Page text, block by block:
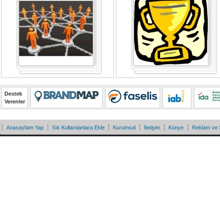
Destek
Verenler
Anasayfam Yap Sık Kullanılanlara Ekle Kurumsal İletişim Künye Reklam ve